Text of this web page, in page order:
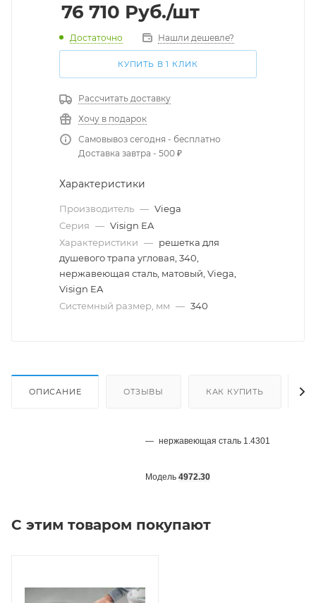
76 710 Руб./шт
Достаточно Нашли дешевле?
КУПИТЬ В 1 КЛИК
Рассчитать доставку
Хочу в подарок
Самовывоз сегодня - бесплатно
Доставка завтра - 500 ₽
Характеристики
Производитель — Viega
Серия — Visign EA
Характеристики — решетка для
душевого трапа угловая, 340,
нержавеющая сталь, матовый, Viega,
Visign EA
Системный размер, мм — 340
ОПИСАНИЕ ОТЗЫВЫ КАК КУПИТЬ
нержавеющая сталь 1.4301
Модель 4972.30
С этим товаром покупают